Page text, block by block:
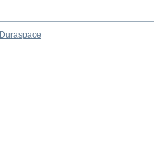
Duraspace